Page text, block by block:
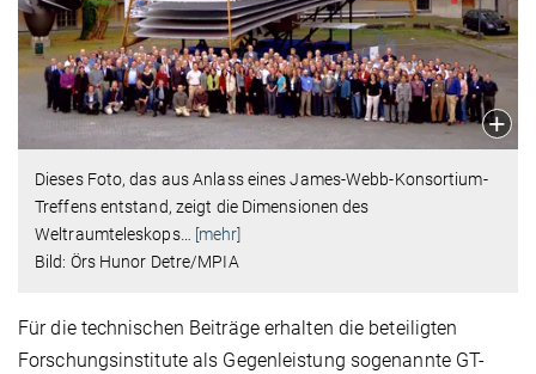
Dieses Foto, das aus Anlass eines James-Webb-Konsortium-
Treffens entstand, zeigt die Dimensionen des
Weltraumteleskops… [mehr]
Bild: Örs Hunor Detre/MPIA
Für die technischen Beiträge erhalten die beteiligten
Forschungsinstitute als Gegenleistung sogenannte GT-